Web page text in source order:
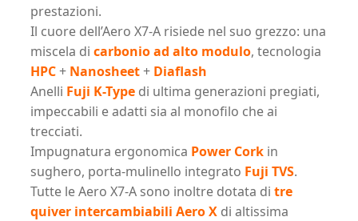
prestazioni.
Il cuore dell’Aero X7-A risiede nel suo grezzo: una
miscela di carbonio ad alto modulo, tecnologia
HPC+ Nanosheet+ Diaflash
Anelli Fuji K-Typedi ultima generazioni pregiati,
impeccabili e adatti sia al monofilo che ai
trecciati.
Impugnatura ergonomica Power Corkin
sughero, porta-mulinello integrato Fuji TVS.
Tutte le Aero X7-A sono inoltre dotata di tre
quiver intercambiabili Aero Xdi altissima